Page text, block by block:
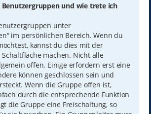
und wie trete ich
unter
im persönlichen Bereich. Wenn du
kannst du dies mit der
machen. Nicht alle
offen. Einige erfordern erst eine
können geschlossen sein und
Wenn die Gruppe offen ist,
durch die entsprechende Funktion
die Gruppe eine Freischaltung, so